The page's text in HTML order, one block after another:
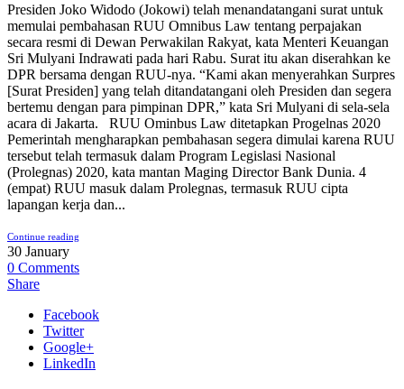
Presiden Joko Widodo (Jokowi) telah menandatangani surat untuk
memulai pembahasan RUU Omnibus Law tentang perpajakan
secara resmi di Dewan Perwakilan Rakyat, kata Menteri Keuangan
Sri Mulyani Indrawati pada hari Rabu. Surat itu akan diserahkan ke
DPR bersama dengan RUU-nya. “Kami akan menyerahkan Surpres
[Surat Presiden] yang telah ditandatangani oleh Presiden dan segera
bertemu dengan para pimpinan DPR,” kata Sri Mulyani di sela-sela
acara di Jakarta. RUU Ominbus Law ditetapkan Progelnas 2020
Pemerintah mengharapkan pembahasan segera dimulai karena RUU
tersebut telah termasuk dalam Program Legislasi Nasional
(Prolegnas) 2020, kata mantan Maging Director Bank Dunia. 4
(empat) RUU masuk dalam Prolegnas, termasuk RUU cipta
lapangan kerja dan...
Continue reading
30 January
0 Comments
Share
Facebook
Twitter
Google+
LinkedIn